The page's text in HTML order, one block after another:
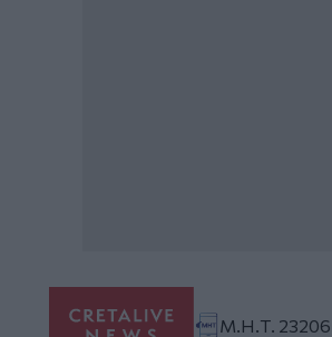
Μ.Η.Τ.